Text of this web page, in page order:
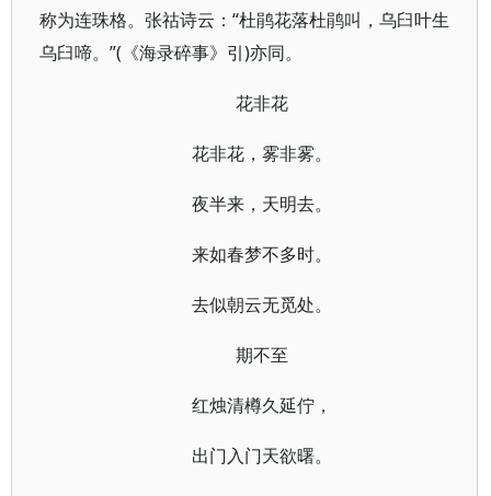
称为连珠格。张祜诗云：“杜鹃花落杜鹃叫，乌臼叶生
乌臼啼。”(《海录碎事》引)亦同。
花非花
花非花，雾非雾。
夜半来，天明去。
来如春梦不多时。
去似朝云无觅处。
期不至
红烛清樽久延佇，
出门入门天欲曙。